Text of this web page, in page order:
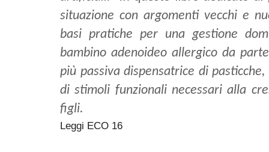
situazione con argomenti vecchi e
basi pratiche per una gestione
bambino adenoideo allergico da
più passiva dispensatrice di
di stimoli funzionali necessari alla
figli.
Leggi ECO 16